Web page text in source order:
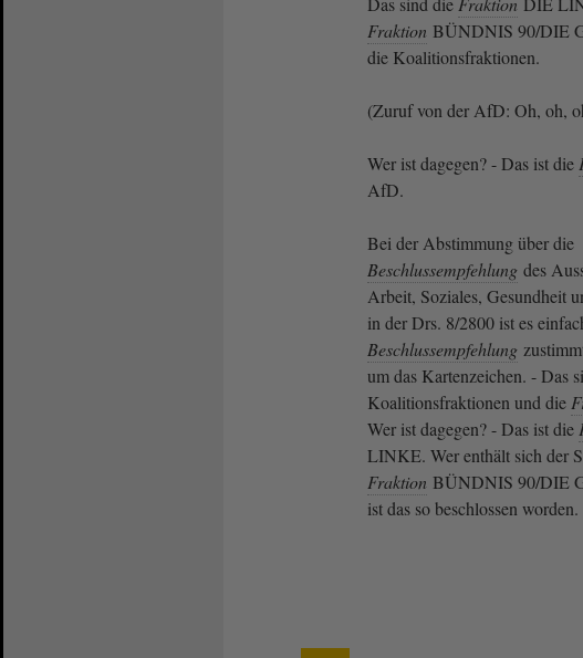
Fraktion BÜNDNIS 90/DIE
die Koalitionsfraktionen.
(Zuruf von der AfD: Oh, oh,
Wer ist dagegen? - Das ist die
AfD.
Bei der Abstimmung über die
Beschlussempfehlung des
Arbeit, Soziales, Gesundheit
in der Drs. 8/2800 ist es
Beschlussempfehlung
um das Kartenzeichen. - Das
Koalitionsfraktionen und die
Wer ist dagegen? - Das ist die
LINKE. Wer enthält sich der
Fraktion BÜNDNIS 90/DIE
ist das so beschlossen worden.